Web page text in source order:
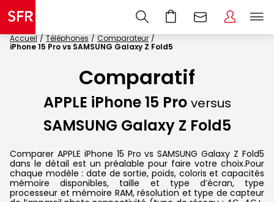
Accueil Téléphones
Comparateur
iPhone 15 Pro vs SAMSUNG Galaxy Z Fold5
Comparatif
APPLE iPhone 15 Pro versus
SAMSUNG Galaxy Z Fold5
Comparer APPLE iPhone 15 Pro vs SAMSUNG Galaxy Z Fold5
dans le détail est un préalable pour faire votre choix.Pour
chaque modèle : date de sortie, poids, coloris et capacités
mémoire disponibles, taille et type d’écran, type
processeur et mémoire RAM, résolution et type de capteur